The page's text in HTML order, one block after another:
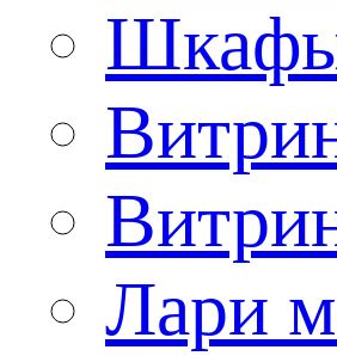
Шкафы
Лари